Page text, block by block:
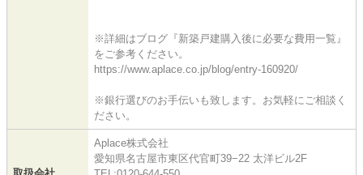
※詳細はブログ『新築戸建購入後に必要な費用一覧』
をご参考ください。
https://www.aplace.co.jp/blog/entry-160920/
※銀行選びのお手伝いも致します。お気軽にご相談く
ださい。
Aplace株式会社
愛知県名古屋市東区代官町39−22 太洋ビル2F